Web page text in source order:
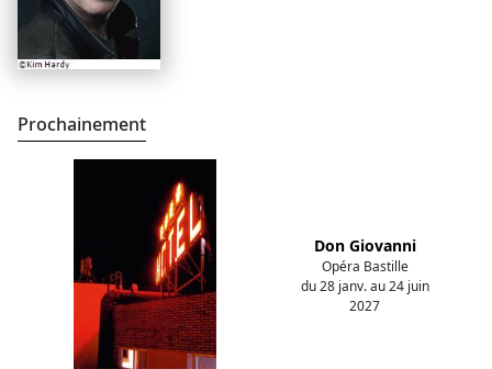
Prochainement
Don Giovanni
Opéra Bastille
du 28 janv. au 24 juin
2027